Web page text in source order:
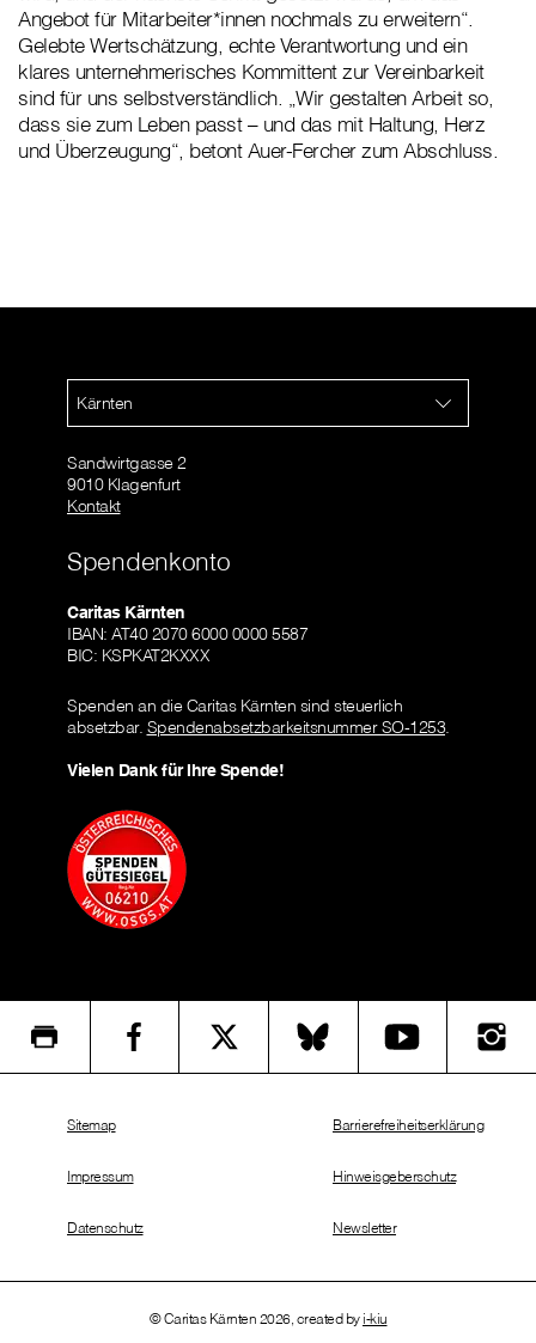
Angebot für Mitarbeiter*innen nochmals zu erweitern“.
Gelebte Wertschätzung, echte Verantwortung und ein
klares unternehmerisches Kommittent zur Vereinbarkeit
sind für uns selbstverständlich. „Wir gestalten Arbeit so,
dass sie zum Leben passt – und das mit Haltung, Herz
und Überzeugung“, betont Auer-Fercher zum Abschluss.
Kärnten
Sandwirtgasse 2
9010 Klagenfurt
Kontakt
Spendenkonto
Caritas Kärnten
IBAN: AT40 2070 6000 0000 5587
BIC: KSPKAT2KXXX
Spenden an die Caritas Kärnten sind steuerlich
absetzbar. Spendenabsetzbarkeitsnummer SO-1253.
Vielen Dank für Ihre Spende!
© Caritas Kärnten 2026, created by i-kiu
Sitemap
Impressum
Datenschutz
Barrierefreiheitserklärung
Hinweisgeberschutz
Newsletter